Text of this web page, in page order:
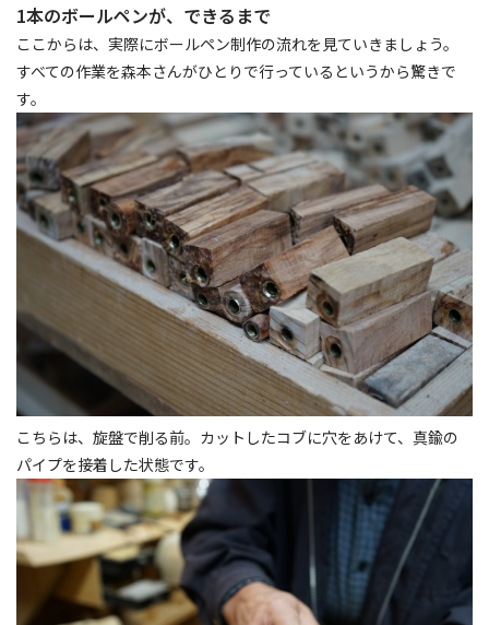
1本のボールペンが、できるまで
ここからは、実際にボールペン制作の流れを見ていきましょう。
すべての作業を森本さんがひとりで行っているというから驚きで
す。
こちらは、旋盤で削る前。カットしたコブに穴をあけて、真鍮の
パイプを接着した状態です。